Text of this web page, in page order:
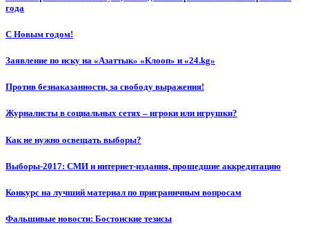
года
С Новым годом!
Заявление по иску на «Азаттык» «Клооп» и «24.kg»
Против безнаказанности, за свободу выражения!
Журналисты в социальных сетях – игроки или игрушки?
Как не нужно освещать выборы?
Выборы-2017: СМИ и интернет-издания, прошедшие аккредитацию
Конкурс на лучший материал по приграничным вопросам
Фальшивые новости: Бостонские тезисы